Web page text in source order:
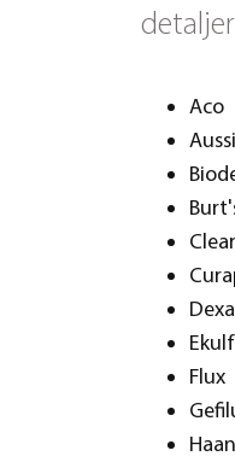
Aco
Ekulf
Flux
Haan